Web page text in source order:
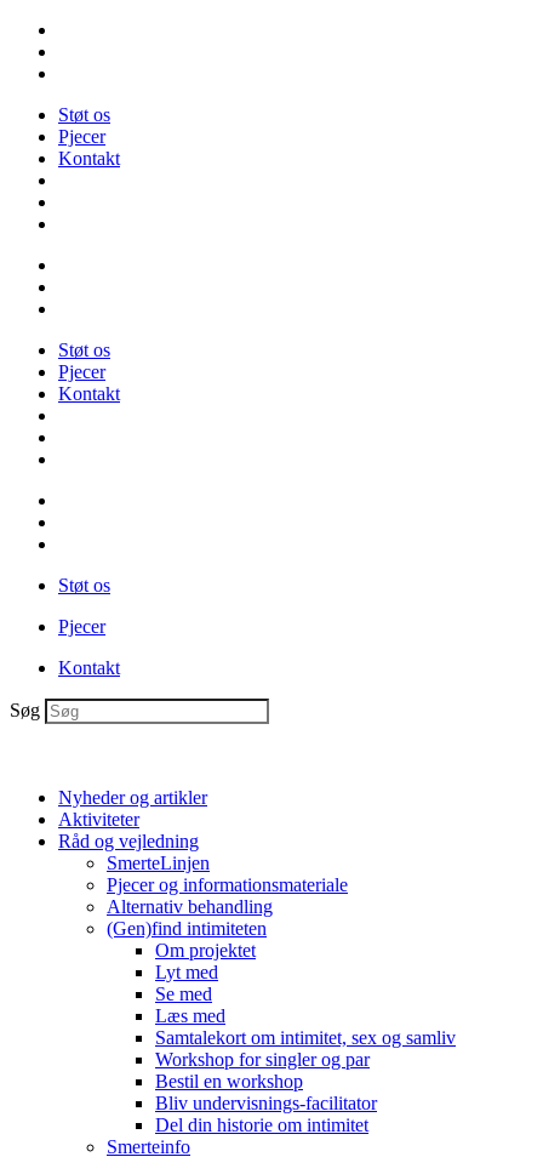
Videre
indhold
Støt os
Pjecer
Kontakt
Støt os
Pjecer
Kontakt
Støt os
Pjecer
Kontakt
Søg
Nyheder og artikler
Aktiviteter
Råd og vejledning
SmerteLinjen
Pjecer og informationsmateriale
Alternativ behandling
(Gen)find intimiteten
Om projektet
Lyt med
Se med
Læs med
Samtalekort om intimitet, sex og samliv
Workshop for singler og par
Bestil en workshop
Bliv undervisnings-facilitator
Del din historie om intimitet
Smerteinfo